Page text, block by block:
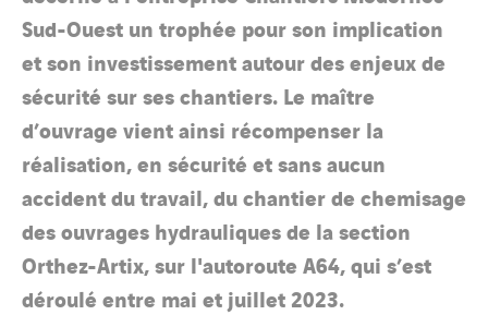
Sud-Ouest un trophée pour son implication
et son investissement autour des enjeux de
sécurité sur ses chantiers. Le maître
d’ouvrage vient ainsi récompenser la
réalisation, en sécurité et sans aucun
accident du travail, du chantier de chemisage
des ouvrages hydrauliques de la section
Orthez-Artix, sur l'autoroute A64, qui s’est
déroulé entre mai et juillet 2023.